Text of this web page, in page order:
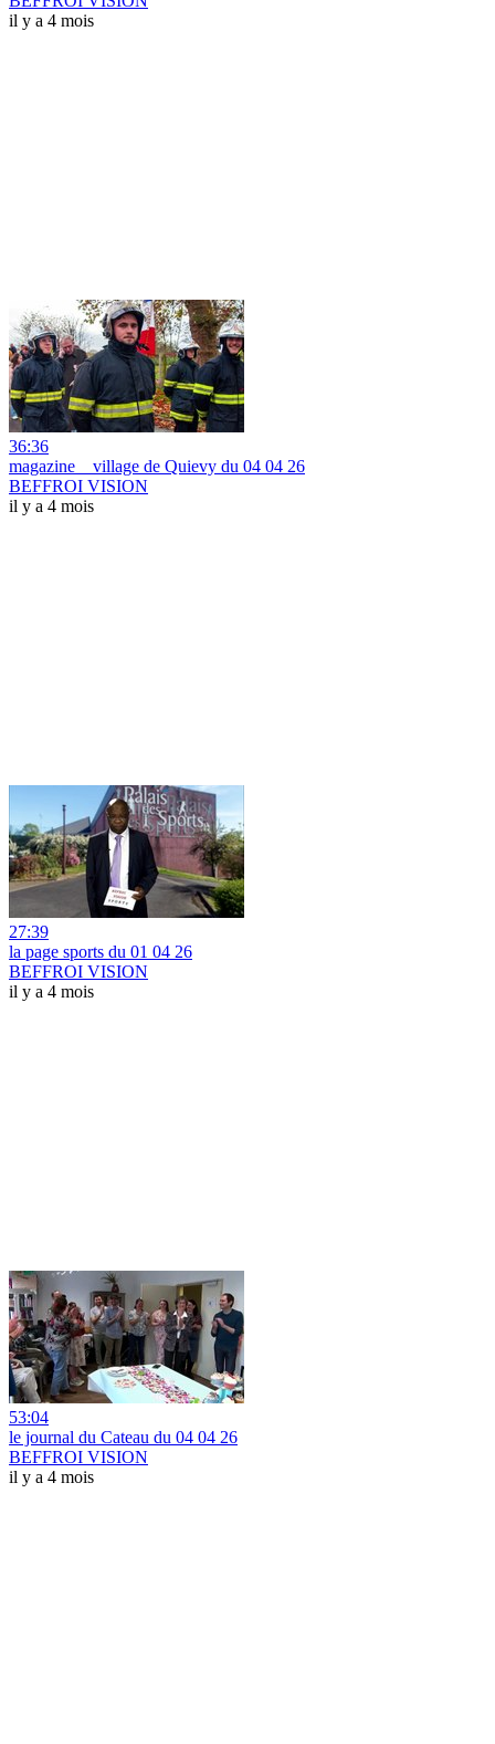
il y a 4 mois
36:36
magazine _ village de Quievy du 04 04 26
BEFFROI VISION
il y a 4 mois
27:39
la page sports du 01 04 26
BEFFROI VISION
il y a 4 mois
53:04
le journal du Cateau du 04 04 26
BEFFROI VISION
il y a 4 mois